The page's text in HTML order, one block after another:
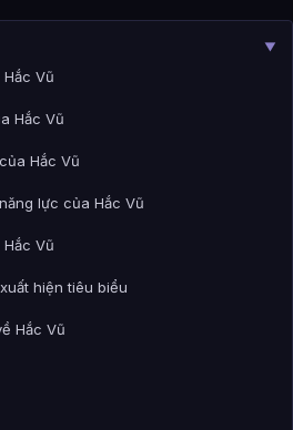
▼
Vũ
Hắc Vũ
Hắc Vũ
lực của Hắc Vũ
Vũ
hiện tiêu biểu
Hắc Vũ